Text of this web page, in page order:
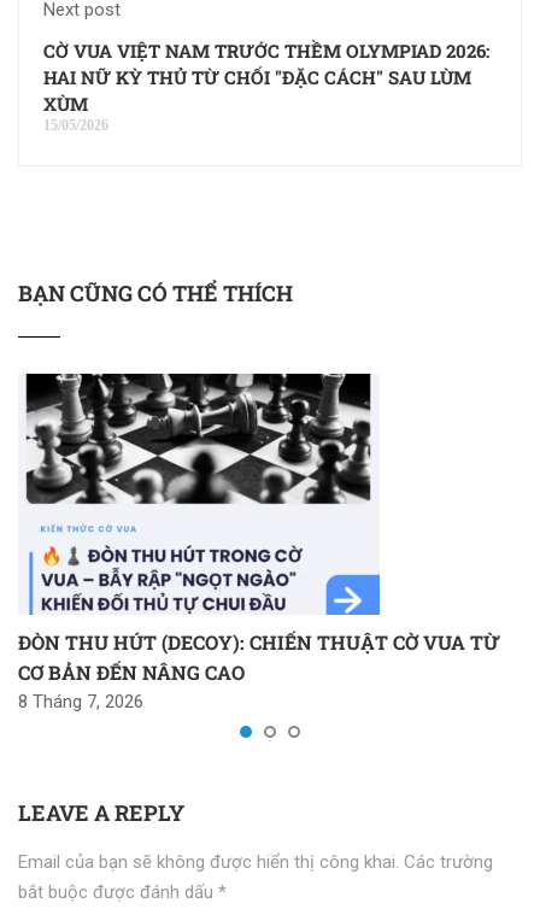
Next post
CỜ VUA VIỆT NAM TRƯỚC THỀM OLYMPIAD 2026:
HAI NỮ KỲ THỦ TỪ CHỐI "ĐẶC CÁCH" SAU LÙM
XÙM
15/05/2026
BẠN CŨNG CÓ THỂ THÍCH
ĐÒN THU HÚT (DECOY): CHIẾN THUẬT CỜ VUA TỪ
CƠ BẢN ĐẾN NÂNG CAO
8 Tháng 7, 2026
LEAVE A REPLY
Email của bạn sẽ không được hiển thị công khai. Các trường
bắt buộc được đánh dấu *